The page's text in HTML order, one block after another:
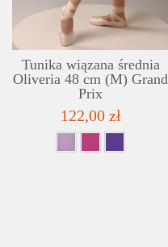
Tunika wiązana średnia
Oliveria 48 cm (M) Grand
Prix
122,00 zł